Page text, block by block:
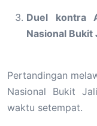
Duel kontra
Nasional Bukit
Pertandingan
Nasional Bukit
waktu setempat.